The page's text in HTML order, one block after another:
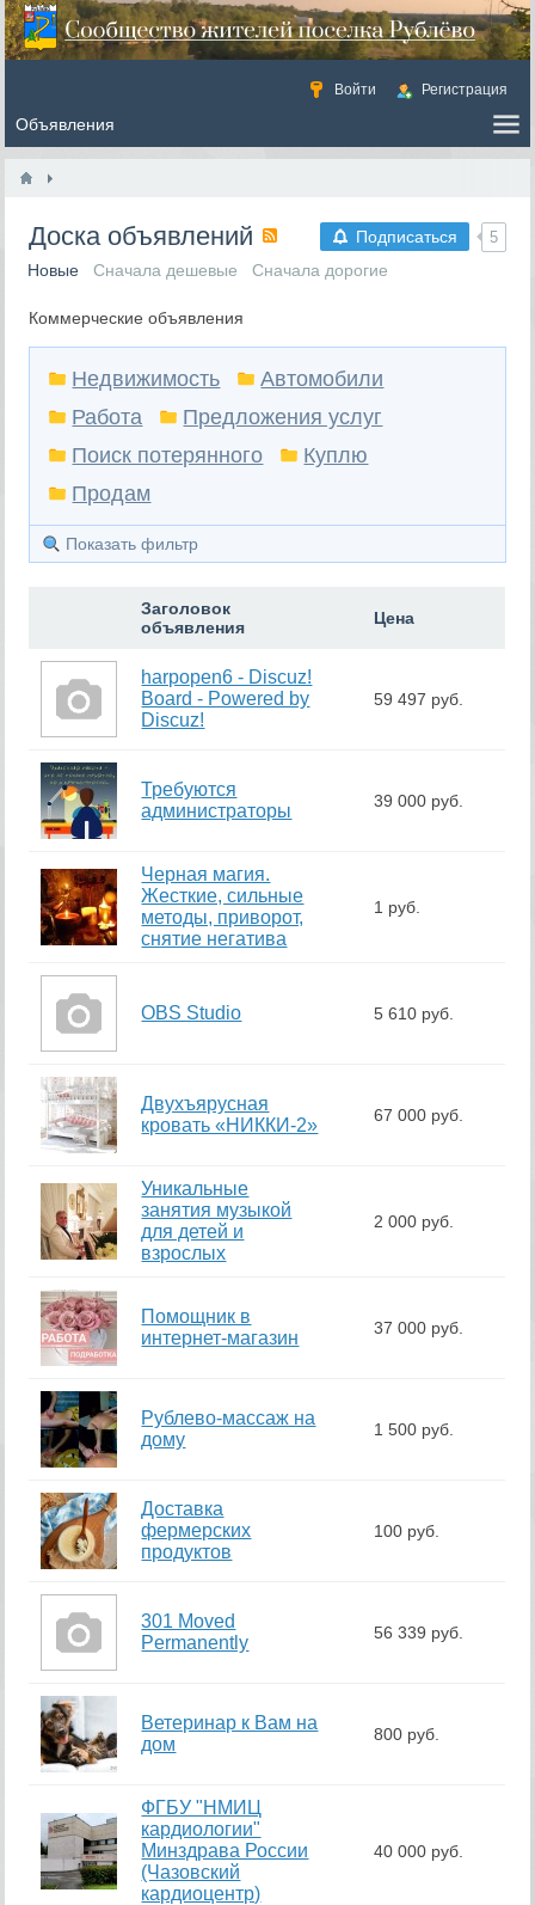
Войти Регистрация
Подписаться 5
Доска объявлений
Новые Сначала дешевые Сначала дорогие
Коммерческие объявления
Недвижимость
Автомобили
Работа
Предложения услуг
Поиск потерянного
Куплю
Продам
Показать фильтр
Заголовок
объявления
Цена
harpopen6 - Discuz!
Board - Powered by
Discuz!
59 497 руб.
Требуются
администраторы
39 000 руб.
Черная магия.
Жесткие, сильные
методы, приворот,
снятие негатива
1 руб.
OBS Studio 5 610 руб.
Двухъярусная
кровать «НИККИ-2»
67 000 руб.
Уникальные
занятия музыкой
для детей и
взрослых
2 000 руб.
Помощник в
интернет-магазин
37 000 руб.
Рублево-массаж на
дому
1 500 руб.
Доставка
фермерских
продуктов
100 руб.
301 Moved
Permanently
56 339 руб.
Ветеринар к Вам на
дом
800 руб.
ФГБУ "НМИЦ
кардиологии"
Минздрава России
(Чазовский
кардиоцентр)
40 000 руб.